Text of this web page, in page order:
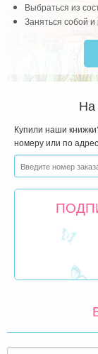
Выбраться из
Заняться собой
На
Купили наши
номеру или по